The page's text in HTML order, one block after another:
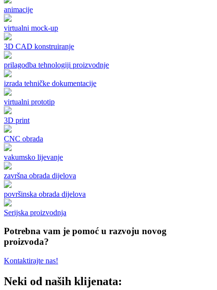
animacije
virtualni mock-up
3D CAD konstruiranje
prilagodba tehnologiji proizvodnje
izrada tehničke dokumentacije
virtualni prototip
3D print
CNC obrada
vakumsko lijevanje
završna obrada dijelova
površinska obrada dijelova
Serijska proizvodnja
Potrebna vam je pomoć u razvoju novog
proizvoda?
Kontaktirajte nas!
Neki od naših klijenata: